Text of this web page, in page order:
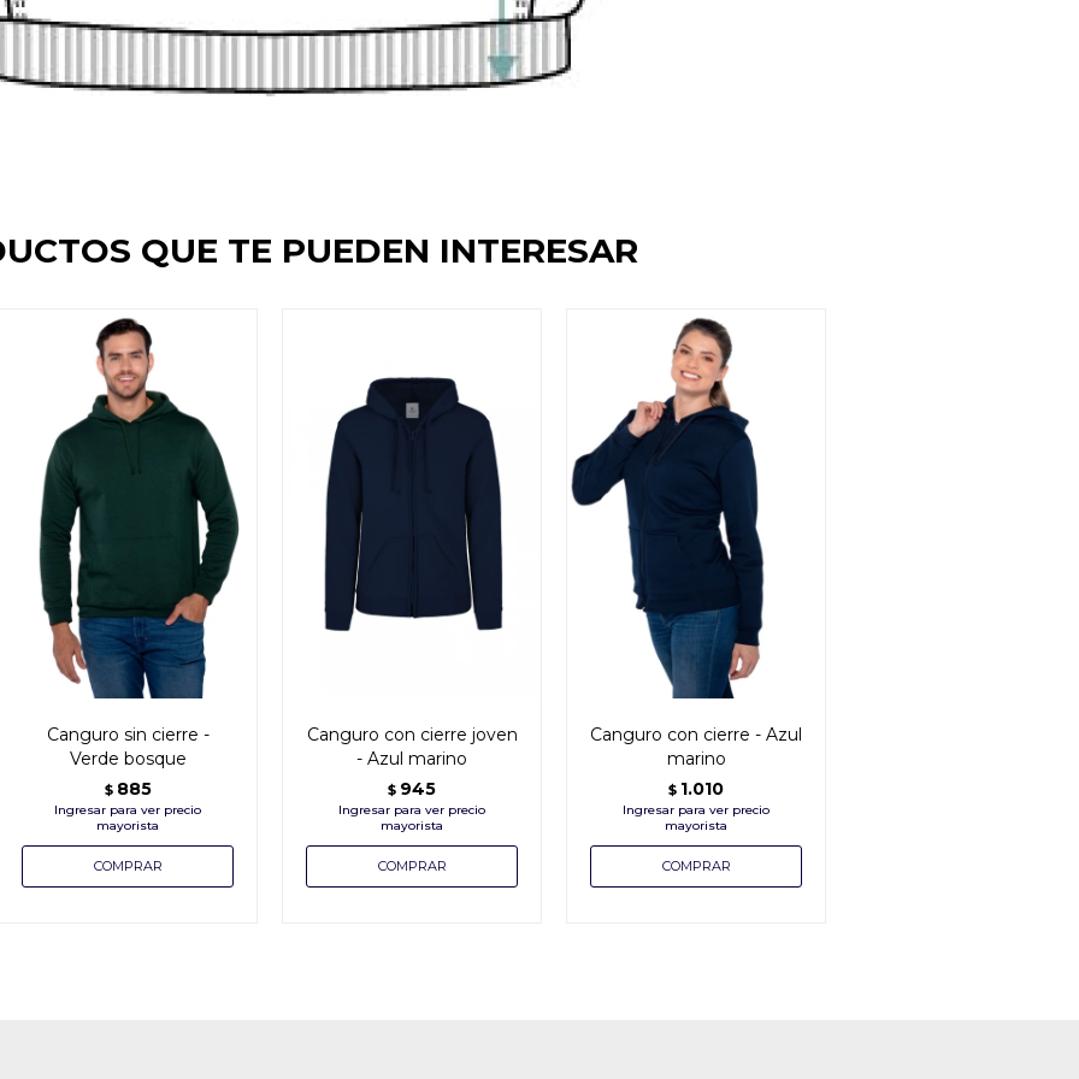
QUE TE PUEDEN INTERESAR
Canguro sin cierre -
Verde bosque
$ 885
Canguro con cierre joven
- Azul marino
$ 945
Canguro con cierre - Azul
marino
$ 1.010